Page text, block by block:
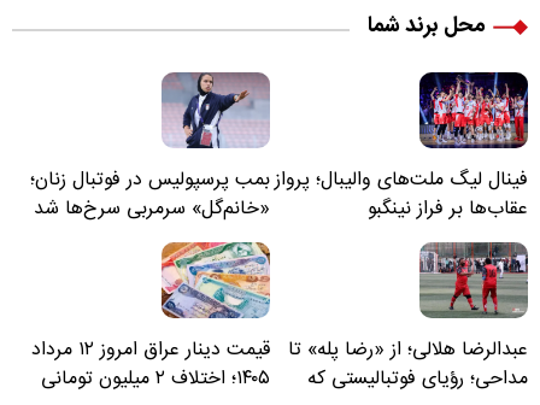
محل برند شما
فینال لیگ ملت‌های والیبال؛ پرواز
عقاب‌ها بر فراز نینگبو
بمب پرسپولیس در فوتبال زنان؛
«خانم‌گل» سرمربی سرخ‌ها شد
عبدالرضا هلالی؛ از «رضا پله» تا
مداحی؛ رؤیای فوتبالیستی که
قیمت دینار عراق امروز ۱۲ مرداد
۱۴۰۵؛ اختلاف ۲ میلیون تومانی